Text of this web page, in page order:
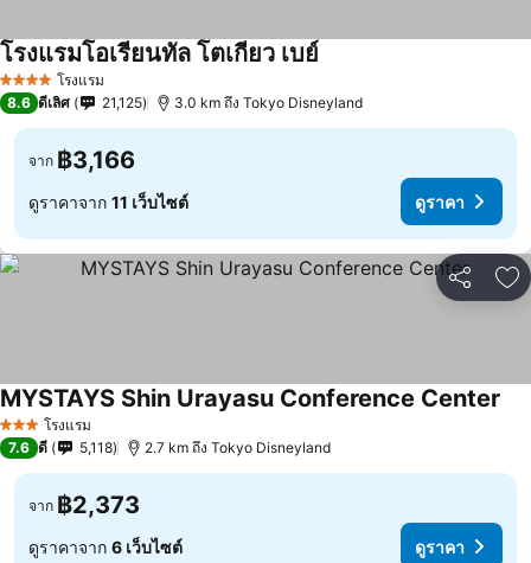
4 ดาว โรงแรม
โรงแรมโอเรียนทัล โตเกียว เบย์
8.6 ดีเลิศ 21,125 3.0 km ถึง Tokyo Disneyland
จาก ฿3,166
ดูราคาจาก 11 เว็บไซต์ ดูราคา
แชร์ เ
3 ดาว โรงแรม
MYSTAYS Shin Urayasu Conference Center
7.6 ดี 5,118 2.7 km ถึง Tokyo Disneyland
จาก ฿2,373
ดูราคาจาก 6 เว็บไซต์ ดูราคา